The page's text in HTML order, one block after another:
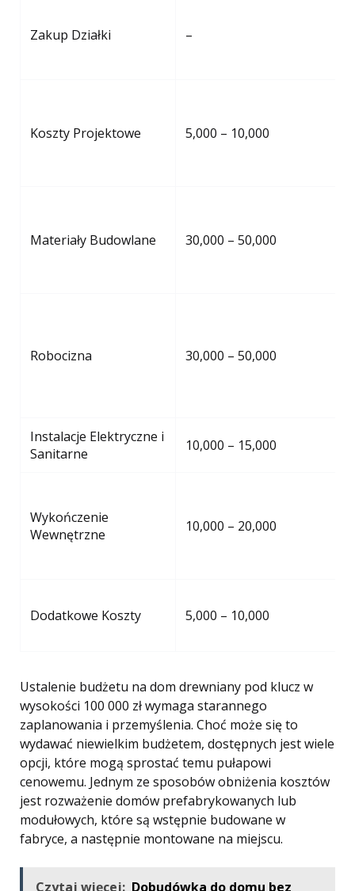
Zakup Działki –
Koszty Projektowe 5,000 – 10,000
Materiały Budowlane 30,000 – 50,000
Robocizna 30,000 – 50,000
Instalacje Elektryczne i
Sanitarne
10,000 – 15,000
Wykończenie
Wewnętrzne
10,000 – 20,000
Dodatkowe Koszty 5,000 – 10,000
Ustalenie budżetu na dom drewniany pod klucz w
wysokości 100 000 zł wymaga starannego
zaplanowania i przemyślenia. Choć może się to
wydawać niewielkim budżetem, dostępnych jest wiele
opcji, które mogą sprostać temu pułapowi
cenowemu. Jednym ze sposobów obniżenia kosztów
jest rozważenie domów prefabrykowanych lub
modułowych, które są wstępnie budowane w
fabryce, a następnie montowane na miejscu.
Czytaj więcej: Dobudówka do domu bez